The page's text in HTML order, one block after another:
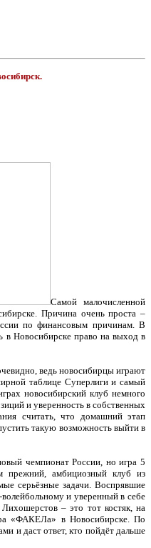
Самой малочисленной
Причина очень проста –
по финансовым причинам. В
в Новосибирске право на выход в
ведь новосибирцы играют
таблице Суперлиги и самый
новосибирский клуб немного
и уверенность в собственных
считать, что домашний этап
такую возможность выйти в
чемпионат России, но игра 5
прежний, амбициозный клуб из
серьёзные задачи. Воспрявшие
и уверенный в себе
– это тот костяк, на
«ФАКЕЛа» в Новосибирске. По
и даст ответ, кто пойдёт дальше